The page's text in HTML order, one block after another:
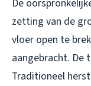
De
zetting van de
vloer open te
aangebracht. De
Traditioneel